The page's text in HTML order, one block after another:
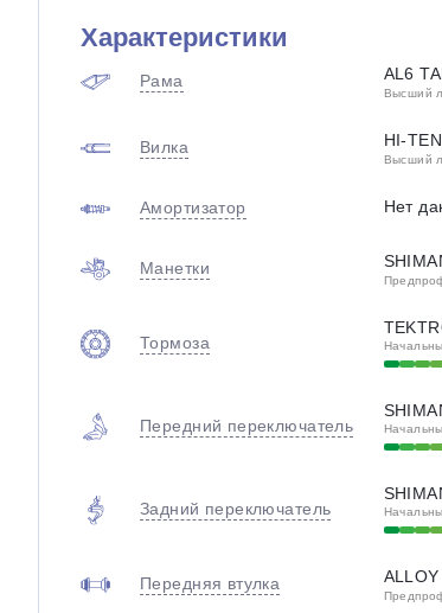
Характеристики
Рама AL6
Высший
Вилка HI-
Высший
Амортизатор Нет
Манетки
Тормоза
Передний переключатель
Задний переключатель
Передняя втулка